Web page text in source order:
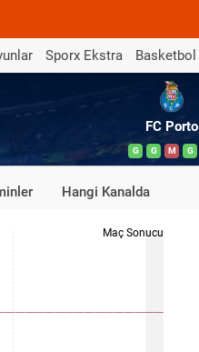
Sporx Ekstra Basketbol
FC Porto
G G M G
Hangi Kanalda
Maç Sonucu